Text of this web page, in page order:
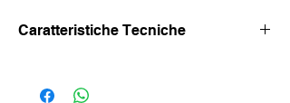
Caratteristiche Tecniche